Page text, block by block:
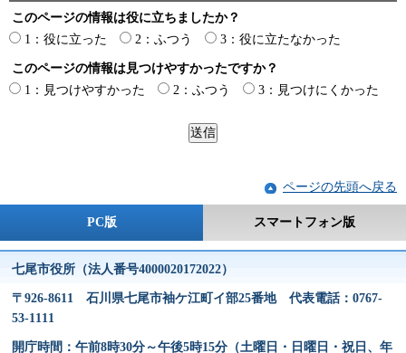
このページの情報は役に立ちましたか？
1：役に立った
2：ふつう 3：役に立たなかった
このページの情報は見つけやすかったですか？
1：見つけやすかった
2：ふつう 3：見つけにくかった
ページの先頭へ戻る
PC版 スマートフォン版
七尾市役所（法人番号4000020172022）
〒926-8611 石川県七尾市袖ケ江町イ部25番地 代表電話：0767-
53-1111
開庁時間：午前8時30分～午後5時15分（土曜日・日曜日・祝日、年